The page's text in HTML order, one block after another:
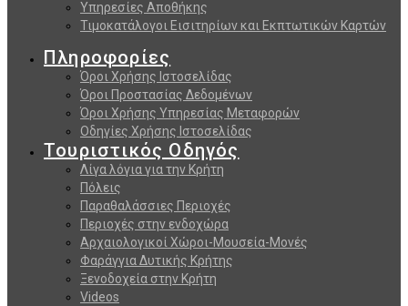
Υπηρεσίες Αποθήκης
Τιμοκατάλογοι Εισιτηρίων και Εκπτωτικών Καρτών
Πληροφορίες
Όροι Χρήσης Ιστοσελίδας
Όροι Προστασίας Δεδομένων
Όροι Χρήσης Υπηρεσίας Μεταφορών
Οδηγίες Χρήσης Ιστοσελίδας
Τουριστικός Οδηγός
Λίγα λόγια για την Κρήτη
Πόλεις
Παραθαλάσσιες Περιοχές
Περιοχές στην ενδοχώρα
Αρχαιολογικοί Χώροι-Μουσεία-Μονές
Φαράγγια Δυτικής Κρήτης
Ξενοδοχεία στην Κρήτη
Videos